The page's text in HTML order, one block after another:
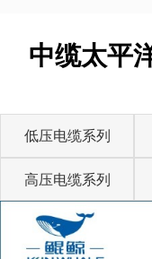
中缆太平
低压电缆系列
高压电缆系列